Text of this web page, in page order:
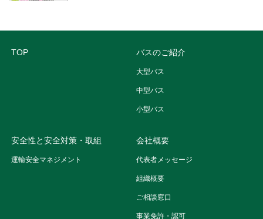
TOP バスのご紹介
大型バス
中型バス
小型バス
安全性と安全対策・取組
運輸安全マネジメント
会社概要
代表者メッセージ
組織概要
ご相談窓口
事業免許・認可